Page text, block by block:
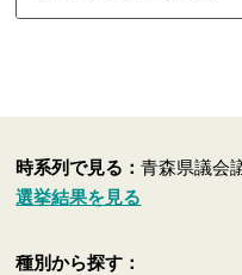
時系列で見る：青森県議会
選挙結果を見る
種別から探す：